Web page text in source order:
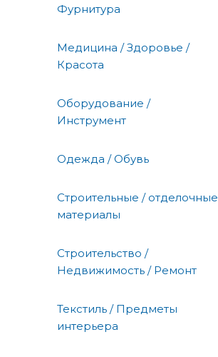
Фурнитура
Медицина / Здоровье /
Красота
Оборудование /
Инструмент
Одежда / Обувь
Строительные / отделочные
материалы
Строительство /
Недвижимость / Ремонт
Текстиль / Предметы
интерьера